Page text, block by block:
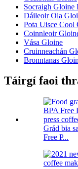
Socraigh Gloine
Dáileoir Ola
Pota Uisce Cool
Coinnleoir
Vása Gloine
Cruinneachán
Bronntanas
Táirgí faoi
Grád bia
Free P...